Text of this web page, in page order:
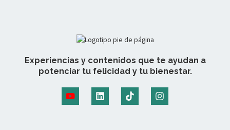
Experiencias y contenidos que te ayudan a
potenciar tu felicidad y tu bienestar.